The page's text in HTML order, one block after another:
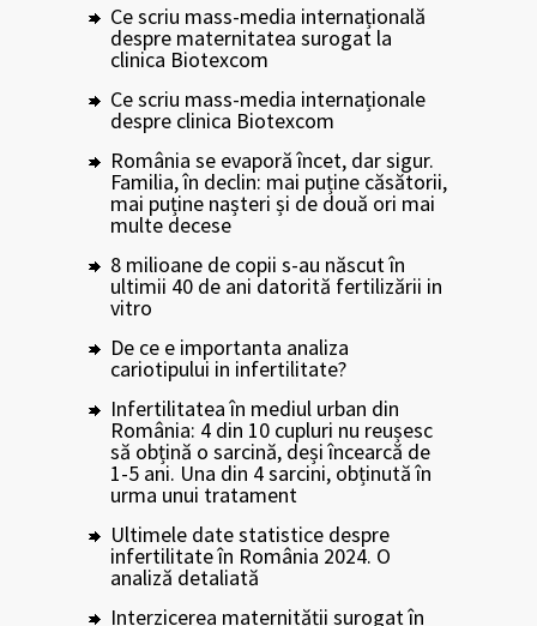
Ce scriu mass-media internațională
despre maternitatea surogat la
clinica Biotexcom
Ce scriu mass-media internaționale
despre clinica Biotexcom
România se evaporă încet, dar sigur.
Familia, în declin: mai puține căsătorii,
mai puține nașteri și de două ori mai
multe decese
8 milioane de copii s-au născut în
ultimii 40 de ani datorită fertilizării in
vitro
De ce e importanta analiza
cariotipului in infertilitate?
Infertilitatea în mediul urban din
România: 4 din 10 cupluri nu reușesc
să obțină o sarcină, deși încearcă de
1-5 ani. Una din 4 sarcini, obținută în
urma unui tratament
Ultimele date statistice despre
infertilitate în România 2024. O
analiză detaliată
Interzicerea maternității surogat în